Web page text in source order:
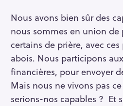
Nous avons bien sûr des
nous sommes en union de
certains de prière, avec
abois. Nous participons
financières, pour envoyer
Mais nous ne vivons pas
serions-nos capables ? Et